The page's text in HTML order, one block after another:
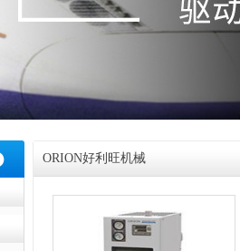
ORION好利旺机械